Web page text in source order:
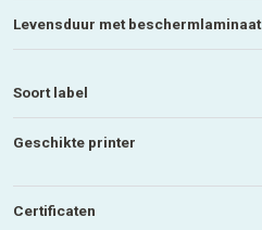
Levensduur met beschermlaminaat
Soort label
Geschikte printer
Certificaten